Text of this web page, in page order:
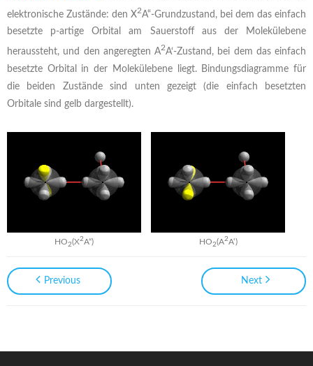
elektronische Zustände: den X2A“-Grundzustand, bei dem das einfach
besetzte p-artige Orbital am Sauerstoff aus der Molekülebene
heraussteht, und den angeregten A2A‘-Zustand, bei dem das einfach
besetzte Orbital in der Molekülebene liegt. Bindungsdiagramme für
die beiden Zustände sind unten gezeigt (die einfach besetzten
Orbitale sind gelb dargestellt).
HO2(X2A“) HO2(A2A‘)
Previous Next